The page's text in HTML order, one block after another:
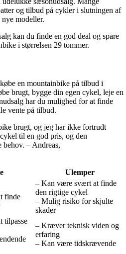
og tilbud på cykler i slutningen af
modeller.
kan du finde en god deal og spare
i størrelsen 29 tommer.
en mountainbike på tilbud i
brugt, bygge din egen cykel, leje en
har du mulighed for at finde
vente på tilbud.
brugt, og jeg har ikke fortrudt
til en god pris, og den
– Andreas,
Ulemper
finde
– Kan være svært at finde
den rigtige cykel
– Mulig risiko for skjulte
skader
tilpasse
– Kræver teknisk viden og
erfaring
– Kan være tidskrævende